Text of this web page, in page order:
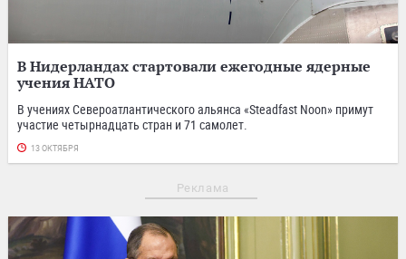
В Нидерландах стартовали ежегодные ядерные
учения НАТО
В учениях Североатлантического альянса «Steadfast Noon» примут
участие четырнадцать стран и 71 самолет.
13 ОКТЯБРЯ
Реклама